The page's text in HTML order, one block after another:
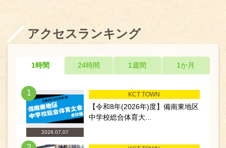
アクセスランキング
1時間 24時間 1週間 1か月
1
2026.07.07
KCT TOWN
【令和8年(2026年)度】備南東地区
中学校総合体育大...